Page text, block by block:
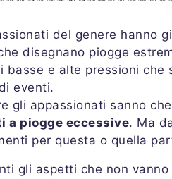
del genere hanno
disegnano piogge
basse e alte pressioni che
eventi.
gli appassionati sanno che
a piogge eccessive. Ma
per questa o quella
gli aspetti che non